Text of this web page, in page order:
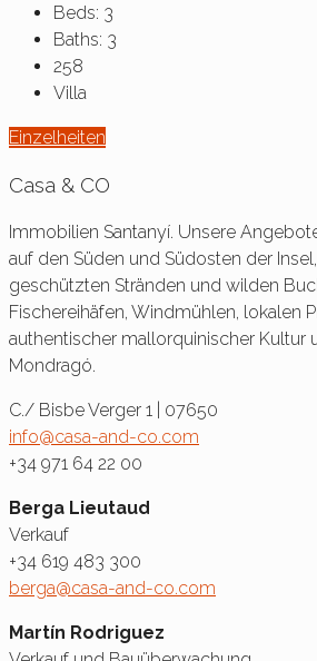
Beds: 3
Baths: 3
258
Villa
Einzelheiten
Casa & CO
Immobilien Santanyí. Unsere
auf den Süden und Südosten der
geschützten Stränden und wilden
Fischereihäfen, Windmühlen, lokalen
authentischer mallorquinischer Kultur
Mondragó.
C./ Bisbe Verger 1 | 07650
info@casa-and-co.com
+34 971 64 22 00
Berga Lieutaud
Verkauf
+34 619 483 300
berga@casa-and-co.com
Martín Rodriguez